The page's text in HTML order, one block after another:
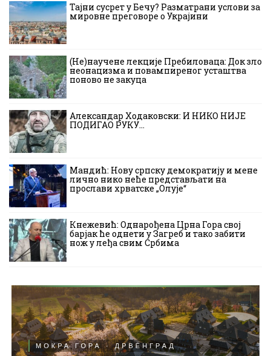
Тајни сусрет у Бечу? Разматрани услови за
мировне преговоре о Украјини
(Не)научене лекције Пребиловаца: Док зло
неонацизма и повампиреног усташтва
поново не закуца
Александар Ходаковски: И НИКО НИЈЕ
ПОДИГАО РУКУ…
Мандић: Нову српску демократију и мене
лично нико неће представљати на
прослави хрватске „Олује“
Кнежевић: Однарођена Црна Гора свој
барјак ће однети у Загреб и тако забити
нож у леђа свим Србима